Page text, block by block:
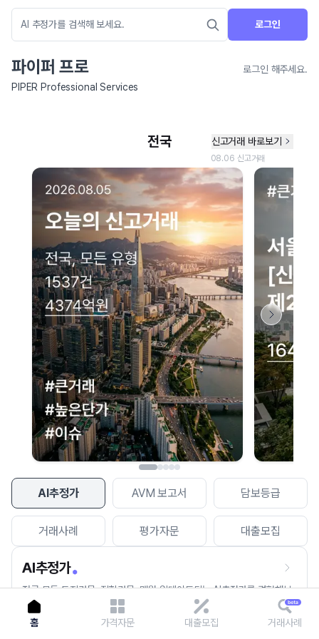
로그인
파이퍼 프로
로그인 해주세요.
PIPER Professional Services
AI추정가 AVM 보고서 담보등급
거래사례 평가자문 대출모집
AI추정가
전국 모든 토지건물, 집합건물, 매월 업데이트되는 AI추정가를 경험해보
세요.
네이버 지도 연결 안내
현재 네이버 지도 연결이 원활하지 않아 지도를 불러올 수 없습니다.
이용에 불편을 드려 죄송합니다.
다시 시도
홈 가격자문 대출모집 거래사례